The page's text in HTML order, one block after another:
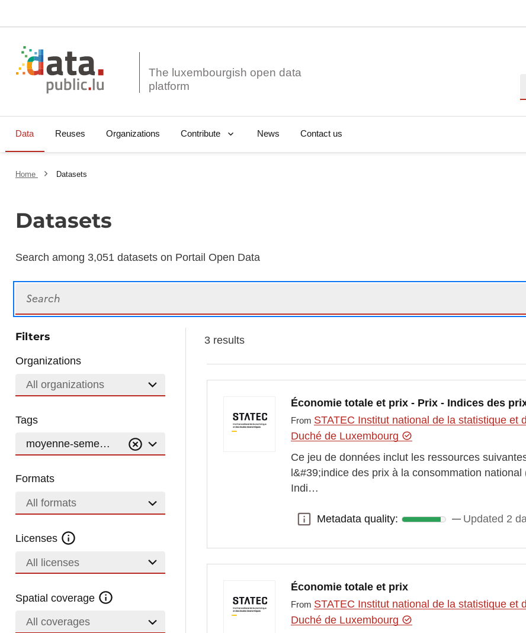
The luxembourgish open data
Data Reuses Organizations Contribute News Contact us
Home Datasets
Datasets
Search among 3,051 datasets on Portail Open Data
Filters
Organizations
All organizations
Tags
moyenne-semestrielle
Formats
All formats
Licenses
All licenses
Spatial coverage
All coverages
3 results
Économie totale et prix - Prix - Indices des
From STATEC Institut national de la statistique et
Duché de Luxembourg
Ce jeu de données inclut les ressources
l&#39;indice des prix à la consommation
Indi…
Metadata quality:
Metadata quality: Updated 2
Économie totale et prix
From STATEC Institut national de la statistique et
Duché de Luxembourg